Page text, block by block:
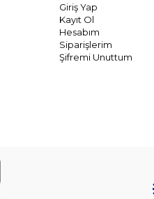
Giriş Yap
Kayıt Ol
Hesabım
Siparişlerim
Şifremi Unuttum